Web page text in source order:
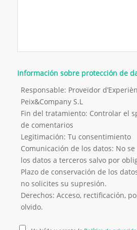
Información sobre protección de
Responsable: Proveïdor
Peix&Company S.L
Fin del tratamiento: Controlar el
de comentarios
Legitimación: Tu consentimiento
Comunicación de los datos: No
los datos a terceros salvo por
Plazo de conservación de los
no solicites su supresión.
Derechos: Acceso, rectificación,
olvido.